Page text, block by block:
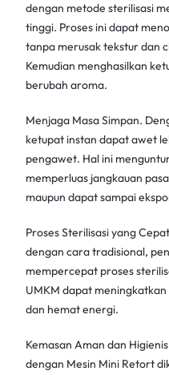
dengan metode sterilisasi
tinggi. Proses ini dapat
tanpa merusak tekstur dan
Kemudian menghasilkan
berubah aroma.
Menjaga Masa Simpan.
ketupat instan dapat awet
pengawet. Hal ini
memperluas jangkauan
maupun dapat sampai
Proses Sterilisasi yang
dengan cara tradisional,
mempercepat proses
UMKM dapat
dan hemat energi.
Kemasan Aman dan
dengan Mesin Mini Retort